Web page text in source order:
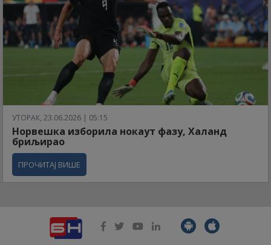
УТОРАК, 23.06.2026 | 05:15
Норвешка изборила нокаут фазу, Халанд
бриљирао
ПРОЧИТАЈ ВИШЕ